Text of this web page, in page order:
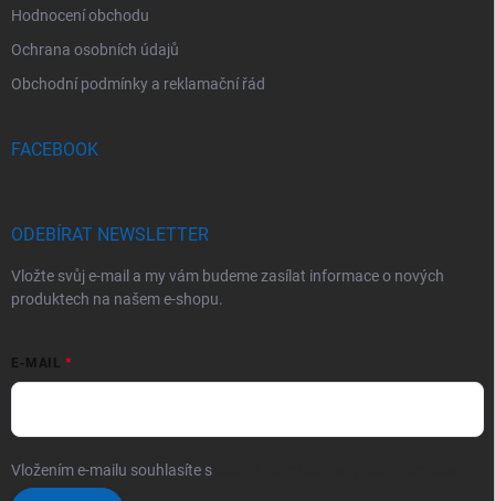
Hodnocení obchodu
Ochrana osobních údajů
Obchodní podmínky a reklamační řád
FACEBOOK
ODEBÍRAT NEWSLETTER
Vložte svůj e-mail a my vám budeme zasílat informace o nových
produktech na našem e-shopu.
E-MAIL
Vložením e-mailu souhlasíte s